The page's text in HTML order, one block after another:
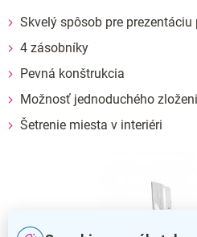
Skvelý spôsob pre
4 zásobníky
Pevná konštrukcia
Možnosť jednoduchého
Šetrenie miesta v interiéri